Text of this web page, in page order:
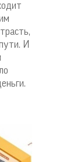
И